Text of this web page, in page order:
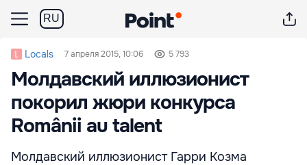
RU
Locals 7 апреля 2015, 10:06 5 793
Молдавский иллюзионист
покорил жюри конкурса
Românii au talent
Молдавский иллюзионист Гарри Козма